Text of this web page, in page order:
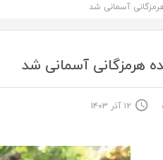
آسمانی شد
هرمزگانی آسمانی شد
۱۲ آذر ۱۴۰۳